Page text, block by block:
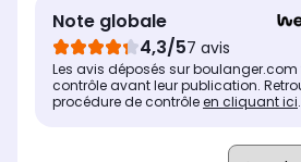
Tapis ou pochette thermo-
résistant :
Tapis
Note globale
4,3/57 avis
Les avis déposés sur
contrôle avant leur publication.
procédure de contrôleen cliquant ici.